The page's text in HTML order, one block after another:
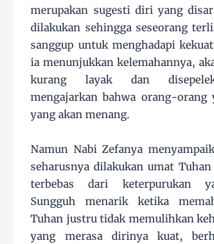
merupakan sugesti diri yang
dilakukan sehingga seseorang
sanggup untuk menghadapi
ia menunjukkan kelemahannya,
kurang layak dan
mengajarkan bahwa orang-orang
yang akan menang.
Namun Nabi Zefanya
seharusnya dilakukan umat Tuhan
terbebas dari keterpurukan
Sungguh menarik ketika
Tuhan justru tidak memulihkan
yang merasa dirinya kuat,